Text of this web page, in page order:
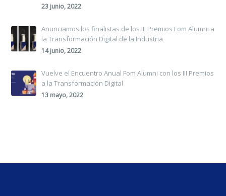
23 junio, 2022
Anunciamos los finalistas de los III Premios Fom Alumni a
la Transformación Digital de la Industria
14 junio, 2022
Vuelve el Encuentro Anual Fom Alumni con los III Premios
a la Transformación Digital
13 mayo, 2022